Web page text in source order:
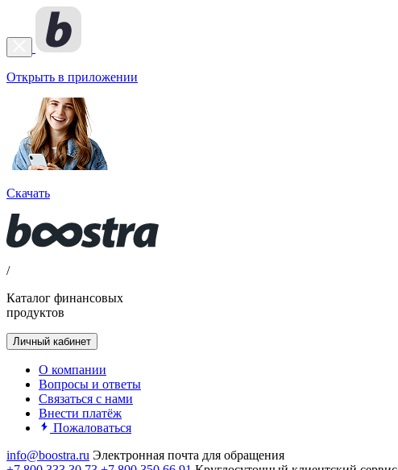
Открыть в приложении
Скачать
/
Каталог финансовых
продуктов
Личный кабинет
О компании
Вопросы и ответы
Связаться с нами
Внести платёж
Пожаловаться
info@boostra.ru Электронная почта для обращения